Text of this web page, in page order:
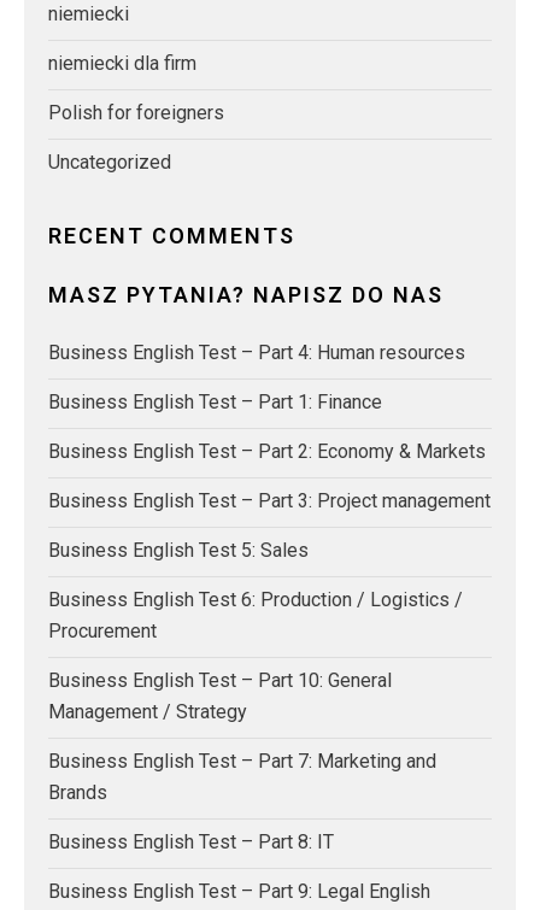
niemiecki
niemiecki dla firm
Polish for foreigners
Uncategorized
RECENT COMMENTS
MASZ PYTANIA? NAPISZ DO NAS
Business English Test – Part 4: Human resources
Business English Test – Part 1: Finance
Business English Test – Part 2: Economy & Markets
Business English Test – Part 3: Project management
Business English Test 5: Sales
Business English Test 6: Production / Logistics /
Procurement
Business English Test – Part 10: General
Management / Strategy
Business English Test – Part 7: Marketing and
Brands
Business English Test – Part 8: IT
Business English Test – Part 9: Legal English